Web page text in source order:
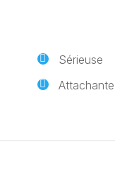
Sérieuse
Attachante